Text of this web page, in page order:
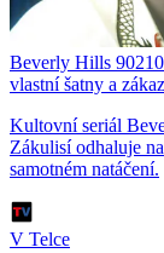
Beverly Hills
vlastní šatny a
Kultovní seriál
Zákulisí odhaluje
samotném natáčení.
V Telce